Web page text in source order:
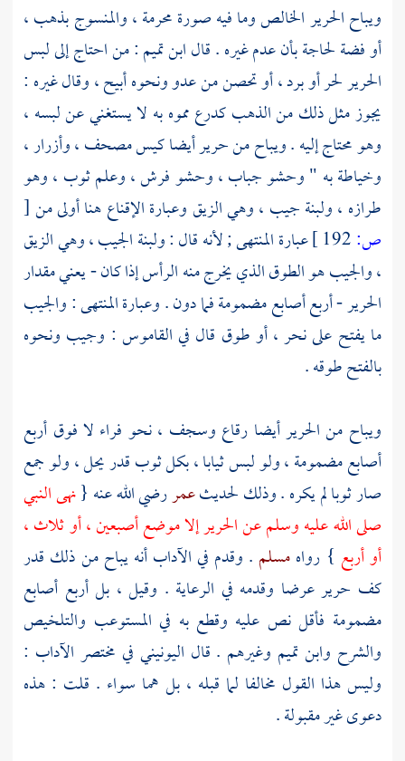
ويباح الحرير الخالص وما فيه صورة محرمة ، والمنسوج بذهب ،
أو فضة لحاجة بأن عدم غيره . قالابن تميم: من احتاج إلى لبس
الحرير لحر أو برد ، أو تحصن من عدو ونحوه أبيح ، وقال غيره :
يجوز مثل ذلك من الذهب كدرع مموه به لا يستغني عن لبسه ،
وهو محتاج إليه . ويباح من حرير أيضا كيس مصحف ، وأزرار ،
وخياطة به " وحشو جباب ، وحشو فرش ، وعلم ثوب ، وهو
طرازه ، ولبنة جيب ، وهي الزيق وعبارة الإقناع هنا أولى من[
ص:
عبارة المنتهى ; لأنه قال : ولبنة الجيب ، وهي الزيق
، والجيب هو الطوق الذي يخرج منه الرأس إذا كان - يعني مقدار
الحرير - أربع أصابع مضمومة فما دون . وعبارة المنتهى : والجيب
ما يفتح على نحر ، أو طوق قال في القاموس : وجيب ونحوه
بالفتح طوقه .
ويباح من الحرير أيضا رقاع وسجف ، نحو فراء لا فوق أربع
أصابع مضمومة ، ولو لبس ثيابا ، بكل ثوب قدر يحل ، ولو جمع
صار ثوبا لم يكره . وذلك لحديثعمررضي الله عنه {نهى النبي
صلى الله عليه وسلم عن الحرير إلا موضع أصبعين ، أو ثلاث ،
أو أربع } رواهمسلم . وقدم في الآداب أنه يباح من ذلك قدر
كف حرير عرضا وقدمه في الرعاية . وقيل ، بل أربع أصابع
مضمومة فأقل نص عليه وقطع به في المستوعب والتلخيص
والشرح وابن تميم وغيرهم . قال اليونيني في مختصر الآداب :
وليس هذا القول مخالفا لما قبله ، بل هما سواء . قلت : هذه
دعوى غير مقبولة .